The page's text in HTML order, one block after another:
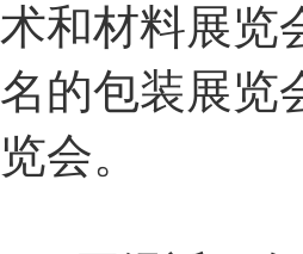
术和材料展览
名的包装展览
览会。